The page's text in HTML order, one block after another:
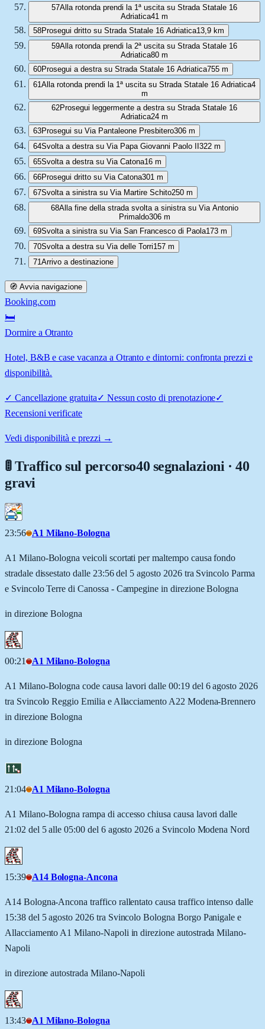
57Alla rotonda prendi la 1ª uscita su Strada Statale 16
Adriatica41 m
58Prosegui dritto su Strada Statale 16 Adriatica13,9 km
59Alla rotonda prendi la 2ª uscita su Strada Statale 16
Adriatica80 m
60Prosegui a destra su Strada Statale 16 Adriatica755 m
61Alla rotonda prendi la 1ª uscita su Strada Statale 16 Adriatica4
m
62Prosegui leggermente a destra su Strada Statale 16
Adriatica24 m
63Prosegui su Via Pantaleone Presbitero306 m
64Svolta a destra su Via Papa Giovanni Paolo II322 m
65Svolta a destra su Via Catona16 m
66Prosegui dritto su Via Catona301 m
67Svolta a sinistra su Via Martire Schito250 m
68Alla fine della strada svolta a sinistra su Via Antonio
Primaldo306 m
69Svolta a sinistra su Via San Francesco di Paola173 m
70Svolta a destra su Via delle Torri157 m
71Arrivo a destinazione
🧭 Avvia navigazione
Booking.com
🛏️
Dormire a Otranto
Hotel, B&B e case vacanza a Otranto e dintorni: confronta prezzi e
disponibilità.
✓ Cancellazione gratuita✓ Nessun costo di prenotazione✓
Recensioni verificate
Vedi disponibilità e prezzi →
🚦 Traffico sul percorso40 segnalazioni · 40
gravi
23:56 A1 Milano-Bologna
A1 Milano-Bologna veicoli scortati per maltempo causa fondo
stradale dissestato dalle 23:56 del 5 agosto 2026 tra Svincolo Parma
e Svincolo Terre di Canossa - Campegine in direzione Bologna
in direzione Bologna
00:21 A1 Milano-Bologna
A1 Milano-Bologna code causa lavori dalle 00:19 del 6 agosto 2026
tra Svincolo Reggio Emilia e Allacciamento A22 Modena-Brennero
in direzione Bologna
in direzione Bologna
21:04 A1 Milano-Bologna
A1 Milano-Bologna rampa di accesso chiusa causa lavori dalle
21:02 del 5 alle 05:00 del 6 agosto 2026 a Svincolo Modena Nord
15:39 A14 Bologna-Ancona
A14 Bologna-Ancona traffico rallentato causa traffico intenso dalle
15:38 del 5 agosto 2026 tra Svincolo Bologna Borgo Panigale e
Allacciamento A1 Milano-Napoli in direzione autostrada Milano-
Napoli
in direzione autostrada Milano-Napoli
13:43 A1 Milano-Bologna